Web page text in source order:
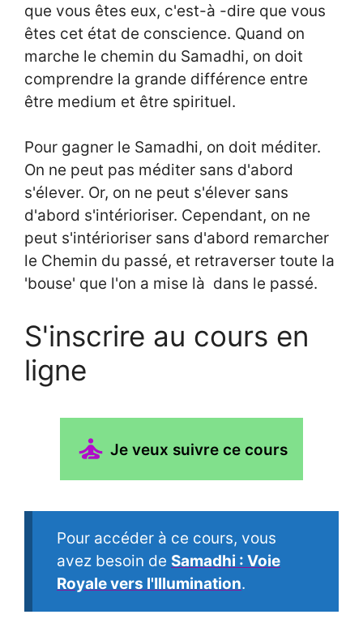
que vous êtes eux, c'est-à -dire que vous
êtes cet état de conscience. Quand on
marche le chemin du Samadhi, on doit
comprendre la grande différence entre
être medium et être spirituel.
Pour gagner le Samadhi, on doit méditer.
On ne peut pas méditer sans d'abord
s'élever. Or, on ne peut s'élever sans
d'abord s'intérioriser. Cependant, on ne
peut s'intérioriser sans d'abord remarcher
le Chemin du passé, et retraverser toute la
'bouse' que l'on a mise là dans le passé.
S'inscrire au cours en
ligne
Je veux suivre ce cours
Pour accéder à ce cours, vous
avez besoin de Samadhi : Voie
Royale vers l'Illumination.